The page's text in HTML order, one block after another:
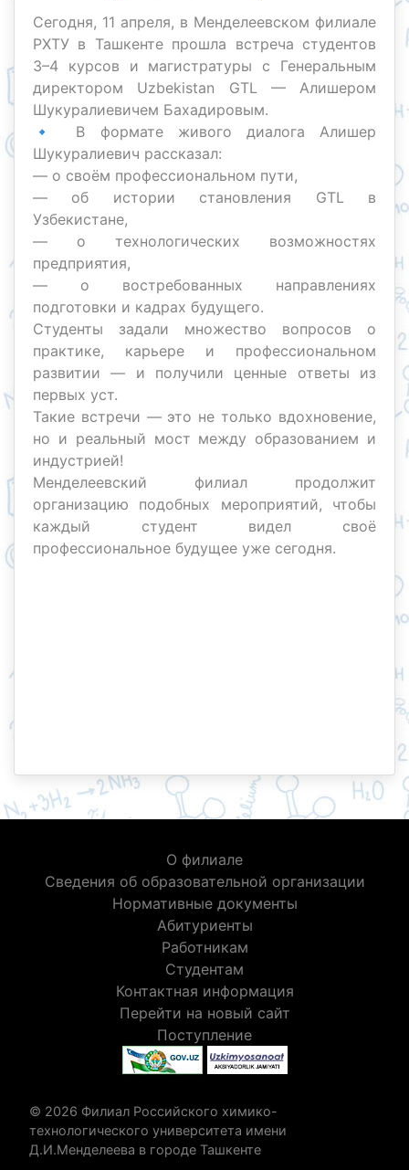
Сегодня, 11 апреля, в Менделеевском филиале
РХТУ в Ташкенте прошла встреча студентов
3–4 курсов и магистратуры с Генеральным
директором Uzbekistan GTL — Алишером
Шукуралиевичем Бахадировым.
🔹 В формате живого диалога Алишер
Шукуралиевич рассказал:
— о своём профессиональном пути,
— об истории становления GTL в
Узбекистане,
— о технологических возможностях
предприятия,
— о востребованных направлениях
подготовки и кадрах будущего.
Студенты задали множество вопросов о
практике, карьере и профессиональном
развитии — и получили ценные ответы из
первых уст.
Такие встречи — это не только вдохновение,
но и реальный мост между образованием и
индустрией!
Менделеевский филиал продолжит
организацию подобных мероприятий, чтобы
каждый студент видел своё
профессиональное будущее уже сегодня.
О филиале
Сведения об образовательной организации
Нормативные документы
Абитуриенты
Работникам
Студентам
Контактная информация
Перейти на новый сайт
Поступление
© 2026 Филиал Российского химико-
технологического университета имени
Д.И.Менделеева в городе Ташкенте